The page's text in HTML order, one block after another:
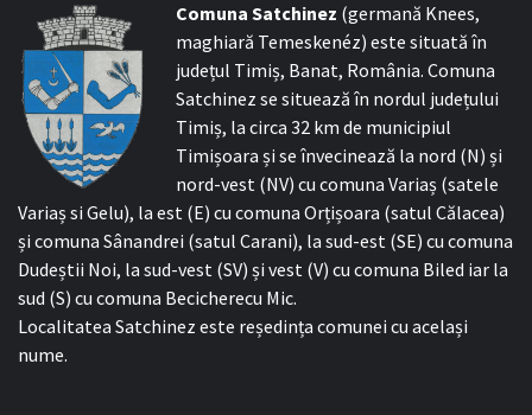
Comuna Satchinez (germană Knees,
maghiară Temeskenéz) este situată în
județul Timiș, Banat, România. Comuna
Satchinez se situează în nordul județului
Timiș, la circa 32 km de municipiul
Timișoara și se învecinează la nord (N) și
nord-vest (NV) cu comuna Variaș (satele
Variaș si Gelu), la est (E) cu comuna Orțișoara (satul Călacea)
și comuna Sânandrei (satul Carani), la sud-est (SE) cu comuna
Dudeștii Noi, la sud-vest (SV) și vest (V) cu comuna Biled iar la
sud (S) cu comuna Becicherecu Mic.
Localitatea Satchinez este reședința comunei cu același
nume.